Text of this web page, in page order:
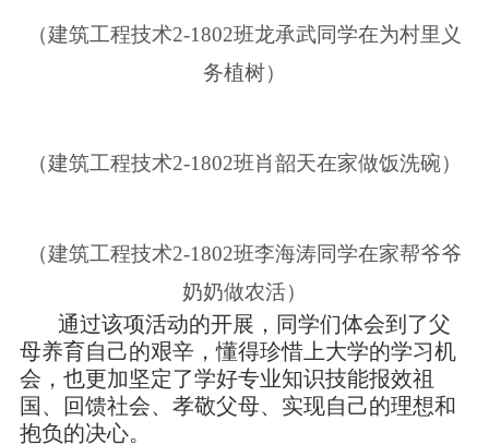
（建筑工程技术2-1802班龙承武同学在为村里义
务植树）
（建筑工程技术2-1802班肖韶天在家做饭洗碗）
（建筑工程技术2-1802班李海涛同学在家帮爷爷
奶奶做农活）
通过该项活动的开展，同学们体会到了父
母养育自己的艰辛，懂得珍惜上大学的学习机
会，也更加坚定了学好专业知识技能报效祖
国、回馈社会、孝敬父母、实现自己的理想和
抱负的决心。